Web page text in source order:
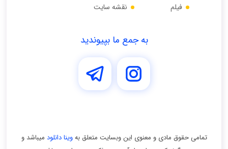
فیلم
نقشه سایت
به جمع ما بپیوندید
تمامی حقوق مادی و معنوی اين وبسايت متعلق بهوینا دانلود ميباشد و